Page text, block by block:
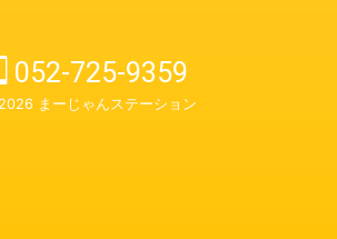
052-725-9359
まーじゃんステーション